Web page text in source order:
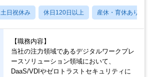
土日祝休み 休日120日以上 産休・育休あり
【職務内容】
当社の注力領域であるデジタルワークプレ
ースソリューション領域において、
DaaS/VDIやゼロトラストセキュリティに